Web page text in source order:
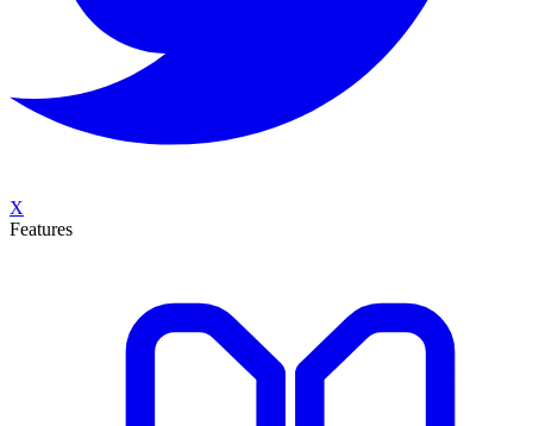
X
Features